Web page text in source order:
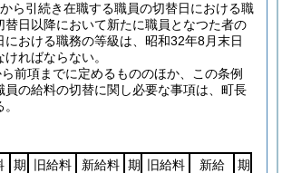
ら引続き在職する職員の切替日における職
替日以降において新たに職員となつた者の
における職務の等級は、昭和32年8月末日
ればならない。
前項までに定めるもののほか、この条例
員の給料の切替に関し必要な事項は、町長
期
旧給料
新給料 期
旧給料
新給
期